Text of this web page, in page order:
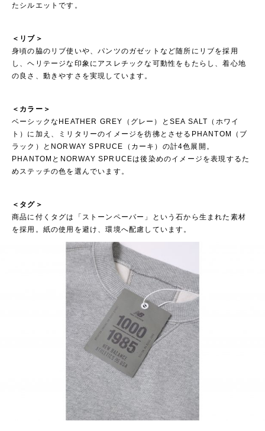
たシルエットです。
＜リブ＞
身頃の脇のリブ使いや、パンツのガゼットなど随所にリブを採用
し、ヘリテージな印象にアスレチックな可動性をもたらし、着心地
の良さ、動きやすさを実現しています。
＜カラー＞
ベーシックなHEATHER GREY（グレー）とSEA SALT（ホワイ
ト）に加え、ミリタリーのイメージを彷彿とさせるPHANTOM（ブ
ラック）とNORWAY SPRUCE（カーキ）の計4色展開。
PHANTOMとNORWAY SPRUCEは後染めのイメージを表現するた
めステッチの色を選んでいます。
＜タグ＞
商品に付くタグは「ストーンペーパー」という石から生まれた素材
を採用。紙の使用を避け、環境へ配慮しています。